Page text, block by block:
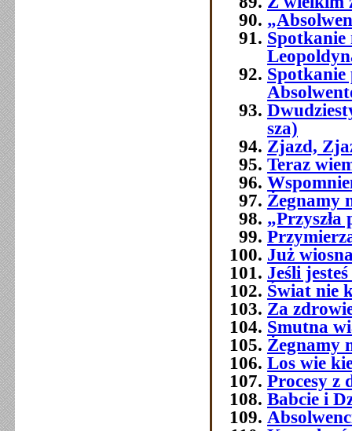
Spotkanie
Spotkanie
sza)
Zjazd,
Teraz
Żegnamy
„Przyszła
Już
Jeśli
Świat nie
Za
Smutna
Żegnamy
Los wie
Procesy z
Babcie i